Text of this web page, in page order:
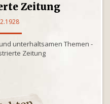
Zeitung
unterhaltsamen Themen -
Zeitung